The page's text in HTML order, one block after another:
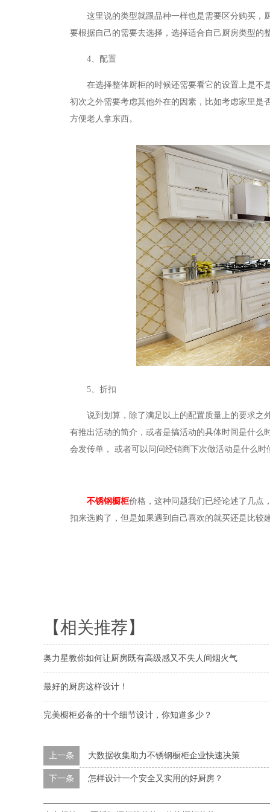
这里说的类型就跟品种一样也是需要区分购买，
要根据自己的需要去选择，选择适合自己厨房类型
4、配置
在选择整体厨柜的时候还需要看它的设置上是不
初次之外需要考虑其他外在的因素，比如考虑家里
方便老人拿东西。
5、折扣
说到划算，除了满足以上的配置质量上的要求之
有推出活动的简介，或者是搞活动的具体时间是什
会发传单， 或者可以问问经销商下次做活动是什么时
不锈钢橱柜价格，这种问题我们已经论述了几点
扣来选购了，但是如果遇到自己喜欢的就买还是比
【相关推荐】
奥力星教你如何让厨房既有高级感又不失人间烟火气
最好的厨房这样设计！
完美橱柜必备的十个细节设计，你知道多少？
上一条 大数据收集助力不锈钢橱柜企业快速决策
下一条 怎样设计一个安全又实用的好厨房？